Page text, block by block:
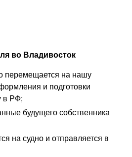
во Владивосток
перемещается на нашу
и подготовки
в РФ;
будущего собственника
на судно и отправляется в